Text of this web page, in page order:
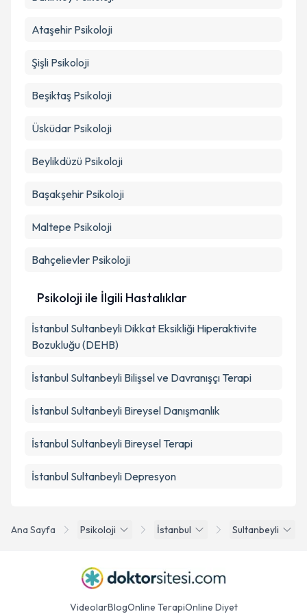
Ana Sayfa Psikoloji İstanbul Sultanbeyli
Ataşehir Psikoloji
Şişli Psikoloji
Beşiktaş Psikoloji
Üsküdar Psikoloji
Beylikdüzü Psikoloji
Başakşehir Psikoloji
Maltepe Psikoloji
Bahçelievler Psikoloji
Psikoloji ile İlgili Hastalıklar
İstanbul Sultanbeyli Dikkat Eksikliği Hiperaktivite
Bozukluğu (DEHB)
İstanbul Sultanbeyli Bilişsel ve Davranışçı Terapi
İstanbul Sultanbeyli Bireysel Danışmanlık
İstanbul Sultanbeyli Bireysel Terapi
İstanbul Sultanbeyli Depresyon
VideolarBlogOnline TerapiOnline Diyet